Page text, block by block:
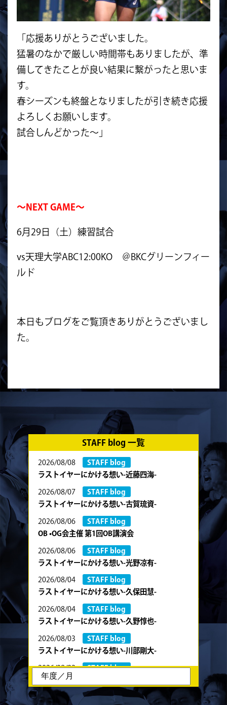
「応援ありがとうございました。
猛暑のなかで厳しい時間帯もありましたが、準
備してきたことが良い結果に繋がったと思いま
す。
春シーズンも終盤となりましたが引き続き応援
よろしくお願いします。
試合しんどかった〜」
～NEXT GAME～
6月29日（土）練習試合
vs天理大学ABC12:00KO ＠BKCグリーンフィー
ルド
本日もブログをご覧頂きありがとうございまし
た。
STAFF blog 一覧
2026/08/08
STAFF blog
ラストイヤーにかける想い-近藤四海-
2026/08/07
STAFF blog
ラストイヤーにかける想い-古賀琉資-
2026/08/06
STAFF blog
OB •OG会主催 第1回OB講演会
2026/08/06
STAFF blog
ラストイヤーにかける想い-光野凉有-
2026/08/04
STAFF blog
ラストイヤーにかける想い-久保田慧-
2026/08/04
STAFF blog
ラストイヤーにかける想い-久野惇也-
2026/08/03
STAFF blog
ラストイヤーにかける想い-川部剛大-
2026/08/02
STAFF blog
ラストイヤーにかける想い-川畑直央征-
2026/08/01
STAFF blog